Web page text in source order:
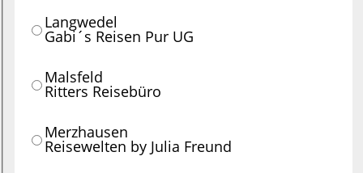
Langwedel
Gabi´s Reisen Pur UG
Malsfeld
Ritters Reisebüro
Merzhausen
Reisewelten by Julia Freund